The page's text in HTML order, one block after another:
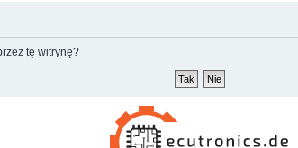
tę witrynę?